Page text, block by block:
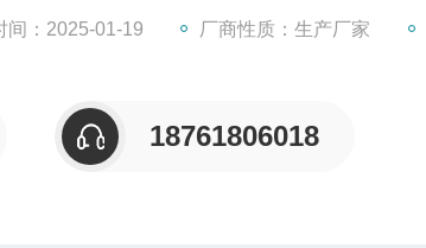
间：2025-01-19 厂商性质：生产厂家
18761806018